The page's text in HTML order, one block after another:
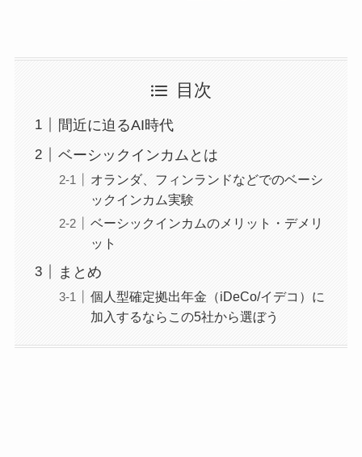
目次
間近に迫るAI時代
ベーシックインカムとは
オランダ、フィンランドなどでのベーシ
ックインカム実験
ベーシックインカムのメリット・デメリ
ット
まとめ
個人型確定拠出年金（iDeCo/イデコ）に
加入するならこの5社から選ぼう